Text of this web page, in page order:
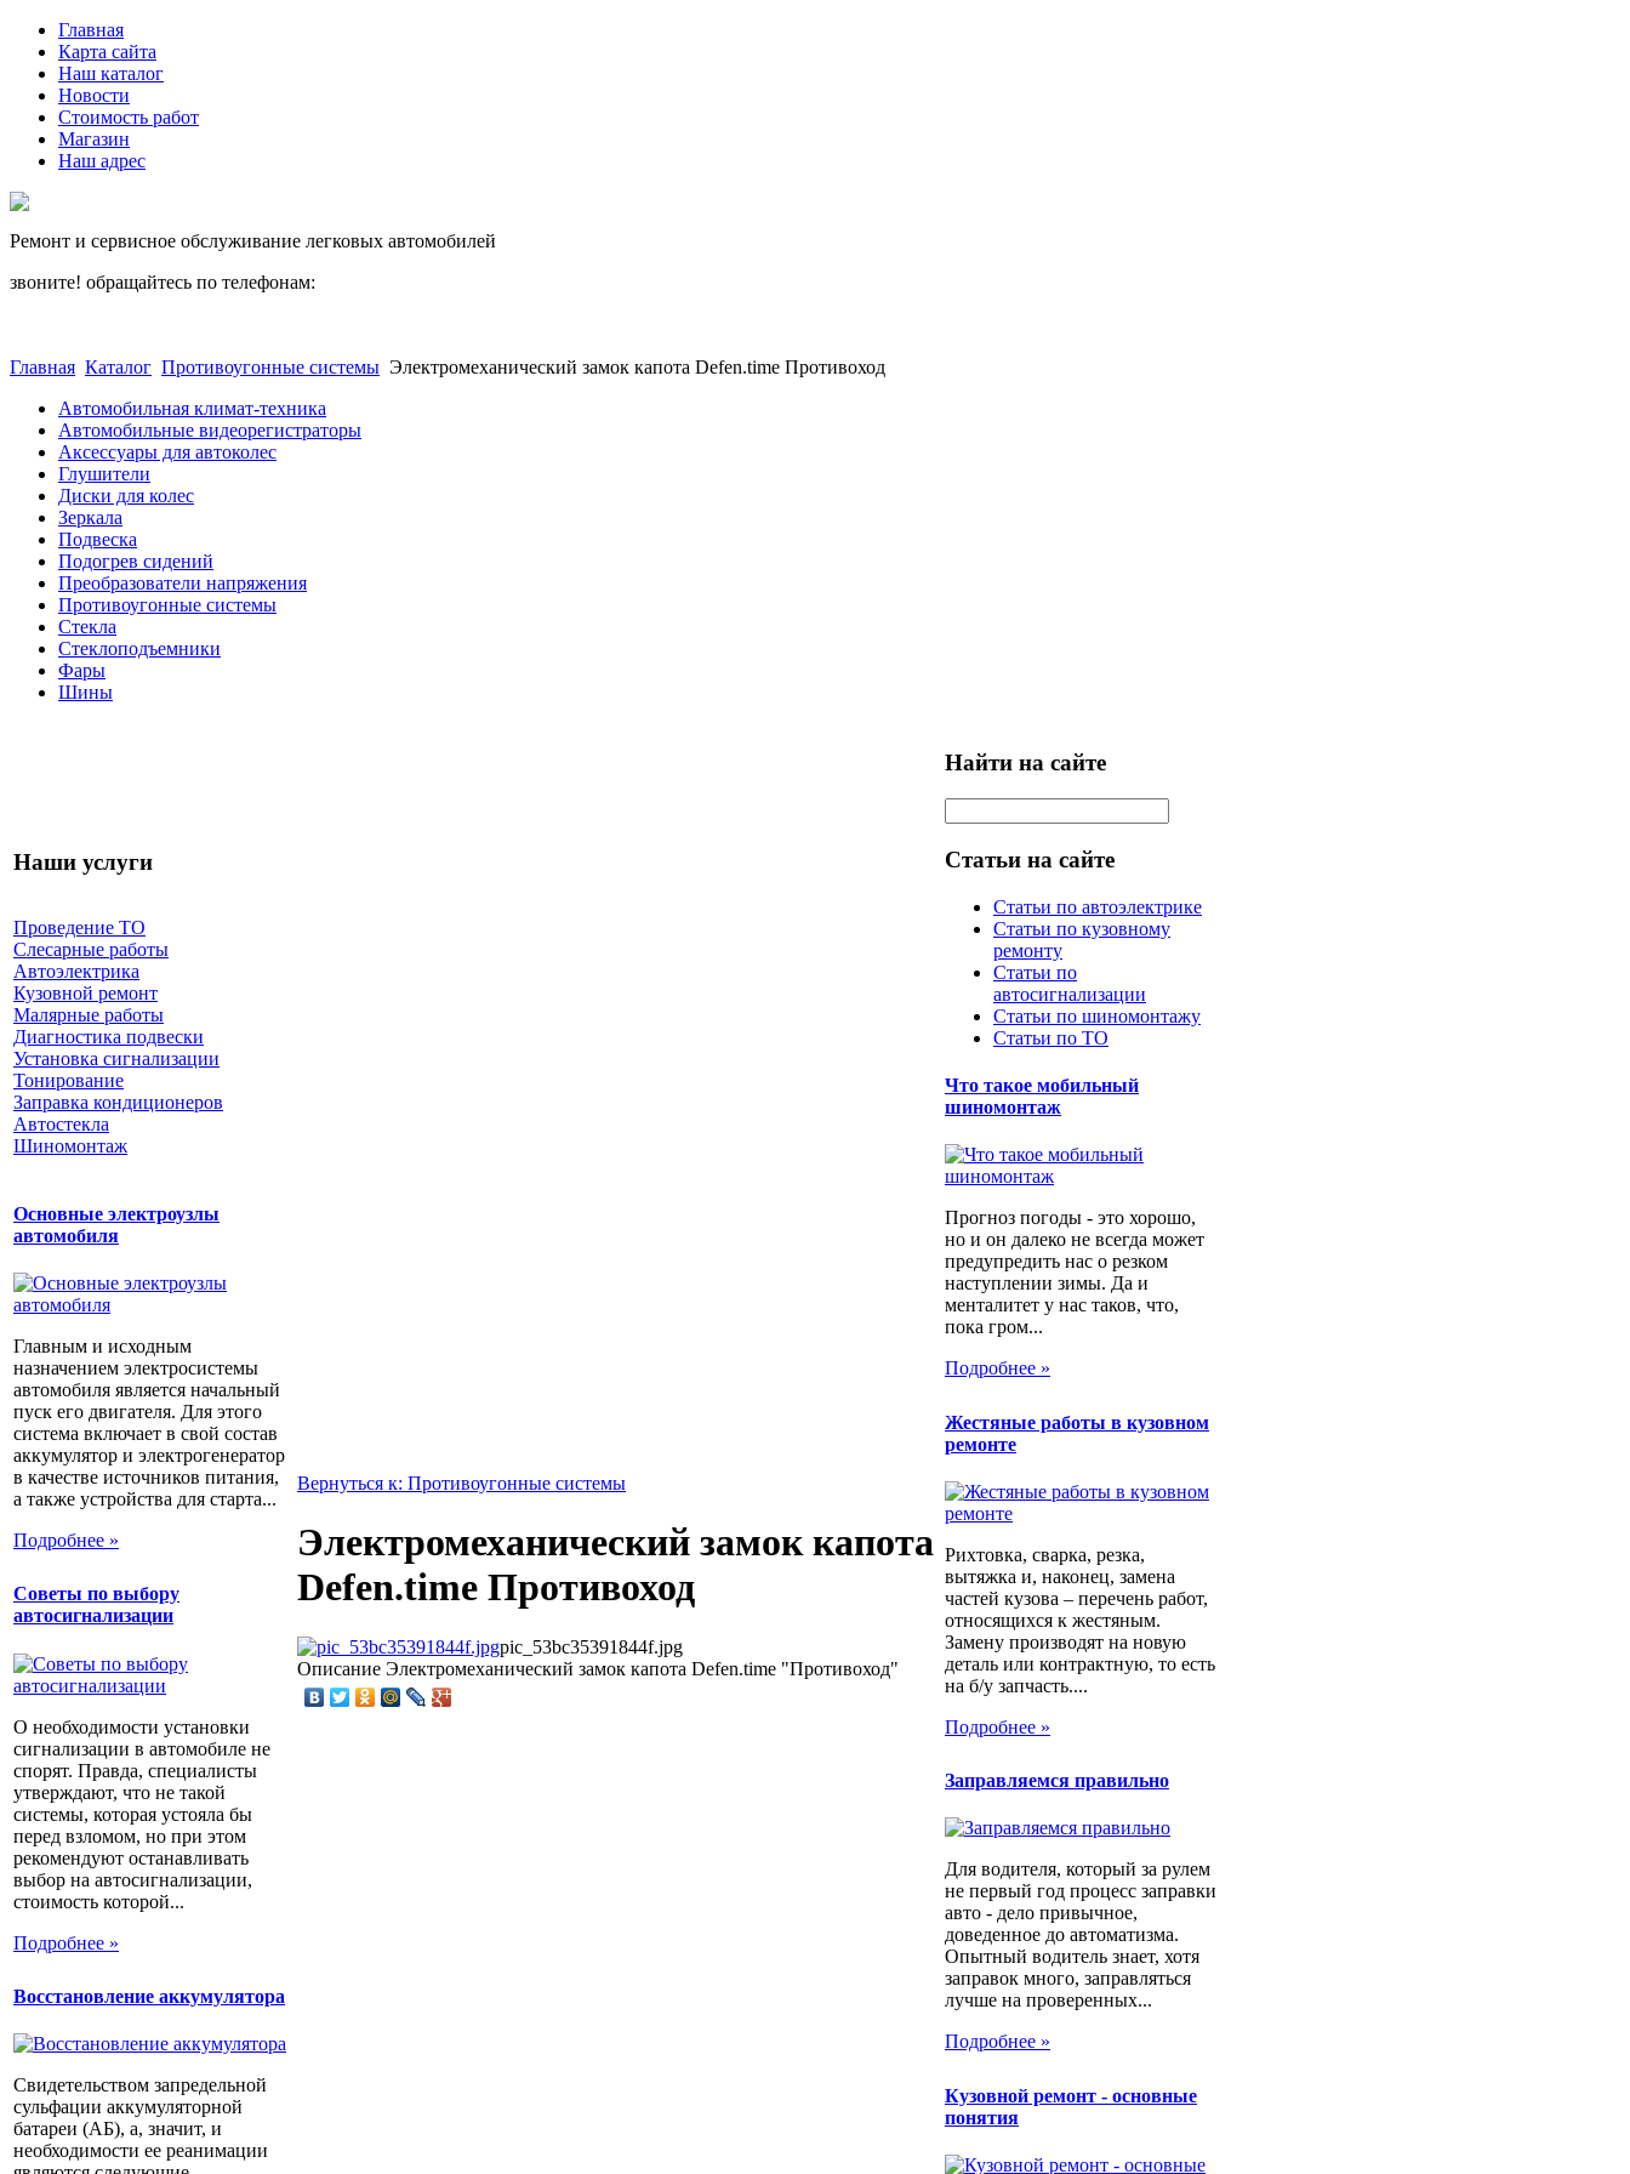
Главная
Карта сайта
Наш каталог
Новости
Стоимость работ
Магазин
Наш адрес
Ремонт и сервисное обслуживание легковых автомобилей
звоните! обращайтесь по телефонам:
Главная Каталог Противоугонные системы Электромеханический замок капота Defen.time Противоход
Автомобильная климат-техника
Автомобильные видеорегистраторы
Аксессуары для автоколес
Глушители
Диски для колес
Зеркала
Подвеска
Подогрев сидений
Преобразователи напряжения
Противоугонные системы
Стекла
Стеклоподъемники
Фары
Шины
Наши услуги
Проведение ТО
Слесарные работы
Автоэлектрика
Кузовной ремонт
Малярные работы
Диагностика подвески
Установка сигнализации
Тонирование
Заправка кондиционеров
Автостекла
Шиномонтаж
Основные электроузлы
автомобиля
Главным и исходным
назначением электросистемы
автомобиля является начальный
пуск его двигателя. Для этого
система включает в свой состав
аккумулятор и электрогенератор
в качестве источников питания,
а также устройства для старта...
Подробнее »
Советы по выбору
автосигнализации
О необходимости установки
сигнализации в автомобиле не
спорят. Правда, специалисты
утверждают, что не такой
системы, которая устояла бы
перед взломом, но при этом
рекомендуют останавливать
выбор на автосигнализации,
стоимость которой...
Подробнее »
Восстановление аккумулятора
Свидетельством запредельной
сульфации аккумуляторной
батареи (АБ), а, значит, и
необходимости ее реанимации
Вернуться к: Противоугонные системы
Электромеханический замок капота
Defen.time Противоход
pic_53bc35391844f.jpg
Описание Электромеханический замок капота Defen.time "Противоход"
Найти на сайте
Статьи на сайте
Статьи по автоэлектрике
Статьи по кузовному
ремонту
Статьи по
автосигнализации
Статьи по шиномонтажу
Статьи по ТО
Что такое мобильный
шиномонтаж
Прогноз погоды - это хорошо,
но и он далеко не всегда может
предупредить нас о резком
наступлении зимы. Да и
менталитет у нас таков, что,
пока гром...
Подробнее »
Жестяные работы в кузовном
ремонте
Рихтовка, сварка, резка,
вытяжка и, наконец, замена
частей кузова – перечень работ,
относящихся к жестяным.
Замену производят на новую
деталь или контрактную, то есть
на б/у запчасть....
Подробнее »
Заправляемся правильно
Для водителя, который за рулем
не первый год процесс заправки
авто - дело привычное,
доведенное до автоматизма.
Опытный водитель знает, хотя
заправок много, заправляться
лучше на проверенных...
Подробнее »
Кузовной ремонт - основные
понятия